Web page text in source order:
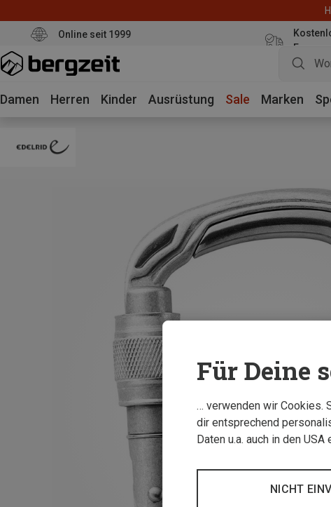
Online seit 1999
Euro
Damen Herren Kinder Ausrüstung Sale Marken
Für Deine
… verwenden wir Cookies.
dir entsprechend
Daten u.a. auch in den
NICHT